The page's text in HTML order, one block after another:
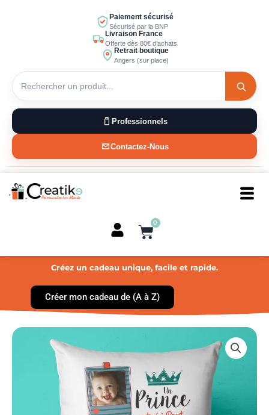
Paiement sécurisé
Sécurisé par la BNP
Livraison France
Offerte dès 80€ d’achats
Retrait boutique
Angers (sur place)
Professionnels
Contactez-Nous
0
Panier
Créez un cadeau unique, facile et rapide.
Créer mon cadeau de (A à Z)
Coussin
de
Naissance
-
Prince